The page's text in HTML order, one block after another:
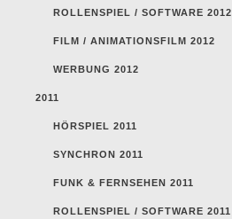
ROLLENSPIEL / SOFTWARE 2012
FILM / ANIMATIONSFILM 2012
WERBUNG 2012
2011
HÖRSPIEL 2011
SYNCHRON 2011
FUNK & FERNSEHEN 2011
ROLLENSPIEL / SOFTWARE 2011